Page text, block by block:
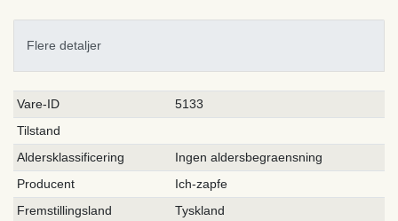
Flere detaljer
Ceres::Template.singleItemTechnicalDataAttribute
Ceres::Template.singleItemTechnicalDataValue
Vare-ID
5133
Tilstand
Aldersklassificering
Ingen aldersbegraensning
Producent
Ich-zapfe
Fremstillingsland
Tyskland